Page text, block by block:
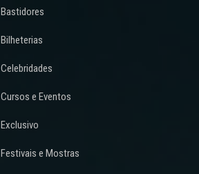
Bastidores
Bilheterias
Celebridades
Cursos e Eventos
Exclusivo
Festivais e Mostras